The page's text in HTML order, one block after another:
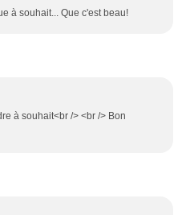
à souhait... Que c'est beau!
à souhait<br /> <br /> Bon